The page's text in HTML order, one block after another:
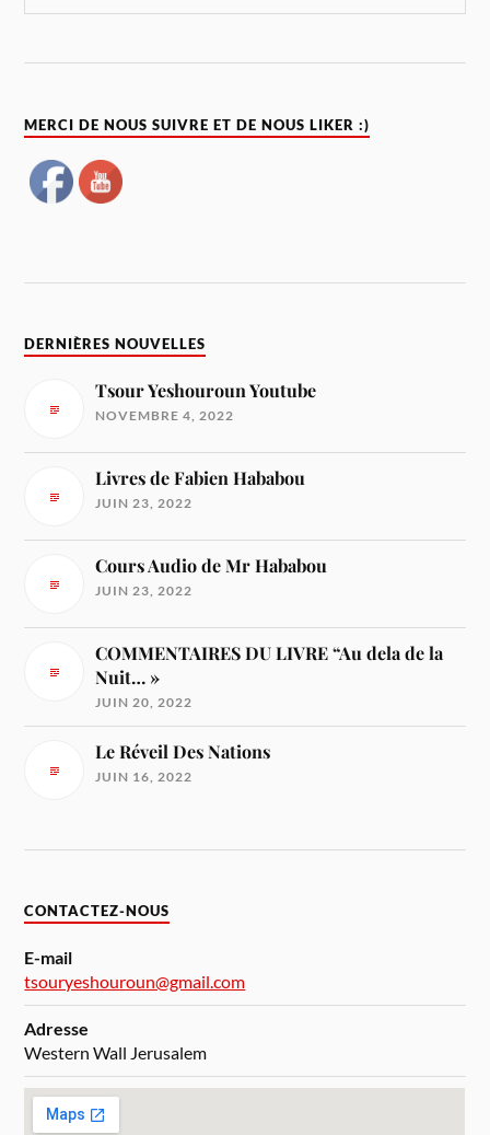
MERCI DE NOUS SUIVRE ET DE NOUS LIKER :)
DERNIÈRES NOUVELLES
Tsour Yeshouroun Youtube
NOVEMBRE 4, 2022
Livres de Fabien Hababou
JUIN 23, 2022
Cours Audio de Mr Hababou
JUIN 23, 2022
COMMENTAIRES DU LIVRE “Au dela de la
Nuit… »
JUIN 20, 2022
Le Réveil Des Nations
JUIN 16, 2022
CONTACTEZ-NOUS
E-mail
tsouryeshouroun@gmail.com
Adresse
Western Wall Jerusalem